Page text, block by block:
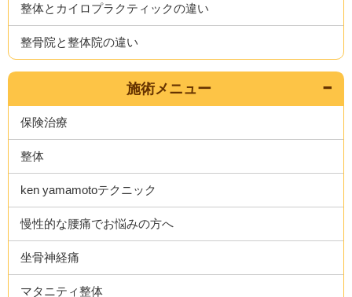
整体とカイロプラクティックの違い
整骨院と整体院の違い
施術メニュー
保険治療
整体
ken yamamotoテクニック
慢性的な腰痛でお悩みの方へ
坐骨神経痛
マタニティ整体